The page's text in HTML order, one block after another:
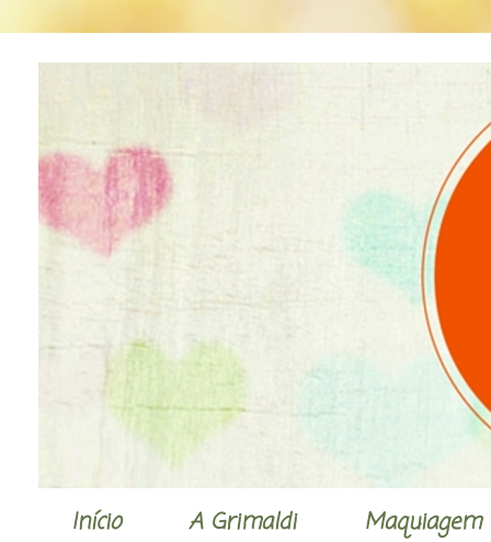
Início A Grimaldi Maquiagem